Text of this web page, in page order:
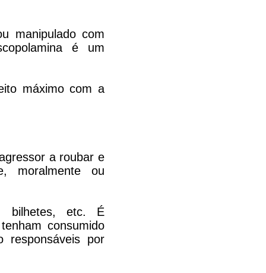
manipulado com
é um
máximo com a
a roubar e
moralmente ou
bilhetes, etc. É
consumido
responsáveis por